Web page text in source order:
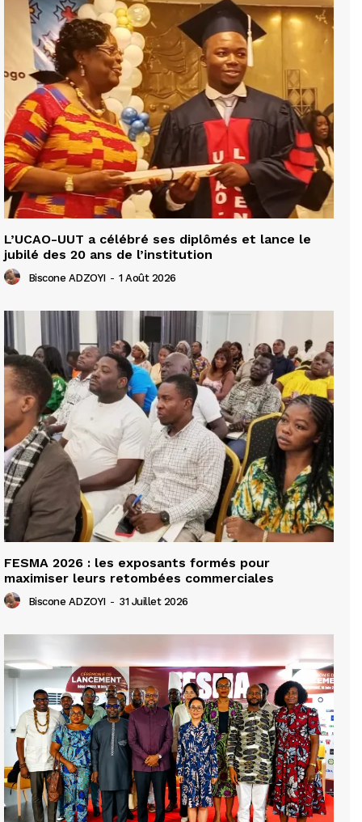
L’UCAO-UUT a célébré ses diplômés et lance le
jubilé des 20 ans de l’institution
Biscone ADZOYI - 1 Août 2026
FESMA 2026 : les exposants formés pour
maximiser leurs retombées commerciales
Biscone ADZOYI - 31 Juillet 2026